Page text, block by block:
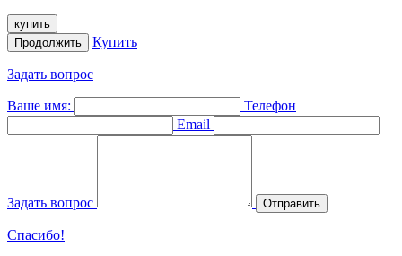
купить
Продолжить
Купить
Задать вопрос
Ваше имя:
Телефон
Email
Задать вопрос Отправить
Спасибо!